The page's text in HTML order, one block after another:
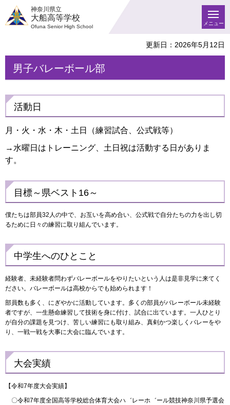
神奈川県立
大船高等学校
Ofuna Senior High School
メニュー
更新日：2026年5月12日
男子バレーボール部
活動日
月・火・水・木・土日（練習試合、公式戦等）
→水曜日はトレーニング、土日祝は活動する日がありま
す。
目標～県ベスト16～
僕たちは部員32人の中で、お互いを高め合い、公式戦で自分たちの力を出し切
るために日々の練習に取り組んでいます。
中学生へのひとこと
経験者、未経験者問わずバレーボールをやりたいという人は是非見学に来てく
ださい。バレーボールは高校からでも始められます！
部員数も多く、にぎやかに活動しています。多くの部員がバレーボール未経験
者ですが、一生懸命練習して技術を身に付け、試合に出ています。一人ひとり
が自分の課題を見つけ、苦しい練習にも取り組み、真剣かつ楽しくバレーをや
り、一戦一戦を大事に大会に臨んでいます。
大会実績
【令和7年度大会実績】
〇令和7年度全国高等学校総合体育大会ハ゛レーホ゛ール競技神奈川県予選会